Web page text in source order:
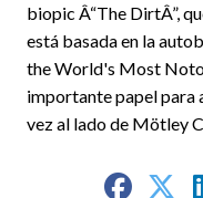
biopic Â“The DirtÂ”,
está basada en la
the World's Most
importante papel para
vez al lado de Mötley